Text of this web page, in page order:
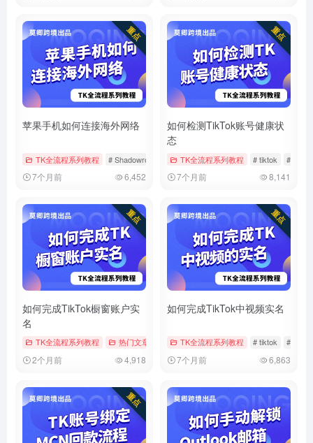
苹果手机如何连接海外网络
TK全流程系列教程 # Shadowrocket # tiktok # 小火箭
7个月前 6,452
如何检测TikTok账号健康状
态
TK全流程系列教程 # tiktok # 健康
7个月前 8,141
如何完成TikTok橱窗账户实
名
TK全流程系列教程 热门文章 # tiktok # 实名 # 实名认证
2个月前 4,918
如何完成TikTok中视频实名
TK全流程系列教程 # tiktok # 中视
7个月前 6,863